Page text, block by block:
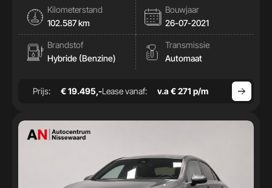
Kilometerstand
102.587 km
Bouwjaar
26-07-2021
Brandstof
Hybride (Benzine)
Transmissie
Automaat
Prijs: € 19.495,-Lease vanaf: v.a € 271 p/m